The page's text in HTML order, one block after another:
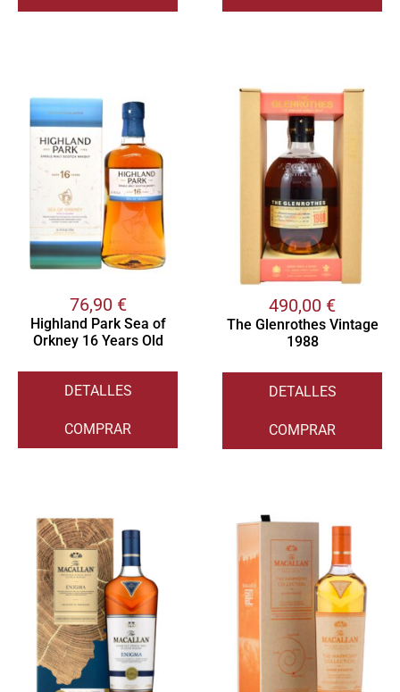
76,90 €
Highland Park Sea of
Orkney 16 Years Old
DETALLES
COMPRAR
490,00 €
The Glenrothes Vintage
1988
DETALLES
COMPRAR